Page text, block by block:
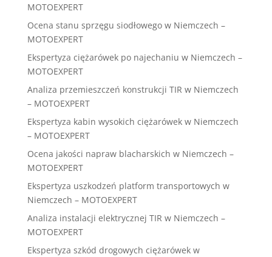
MOTOEXPERT
Ocena stanu sprzęgu siodłowego w Niemczech –
MOTOEXPERT
Ekspertyza ciężarówek po najechaniu w Niemczech –
MOTOEXPERT
Analiza przemieszczeń konstrukcji TIR w Niemczech
– MOTOEXPERT
Ekspertyza kabin wysokich ciężarówek w Niemczech
– MOTOEXPERT
Ocena jakości napraw blacharskich w Niemczech –
MOTOEXPERT
Ekspertyza uszkodzeń platform transportowych w
Niemczech – MOTOEXPERT
Analiza instalacji elektrycznej TIR w Niemczech –
MOTOEXPERT
Ekspertyza szkód drogowych ciężarówek w